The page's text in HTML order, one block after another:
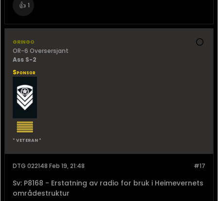
👍 1
gringo
OR-6 Oversersjant
Ass S-2
Sponsor
* VETERAN *
#17
DTG 022148 Feb 19, 21:48
Sv: P8168 - Erstatning av radio for bruk i Heimevernets
områdestruktur